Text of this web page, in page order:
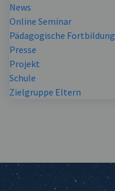
News
Online Seminar
Pädagogische Fortbildung
Presse
Projekt
Schule
Zielgruppe Eltern